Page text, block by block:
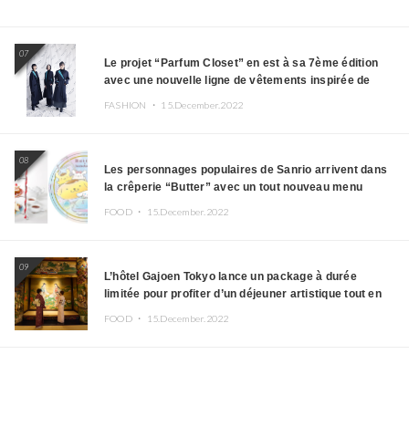
07
Le projet “Parfum Closet” en est à sa 7ème édition
avec une nouvelle ligne de vêtements inspirée de
FASHION ・ 15.December.2022
08
Les personnages populaires de Sanrio arrivent dans
la crêperie “Butter” avec un tout nouveau menu
FOOD ・ 15.December.2022
09
L’hôtel Gajoen Tokyo lance un package à durée
limitée pour profiter d’un déjeuner artistique tout en
FOOD ・ 15.December.2022